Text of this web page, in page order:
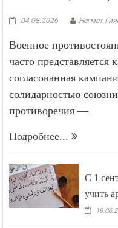
Военное
часто представляется
согласованная
солидарностью
С 1
учить